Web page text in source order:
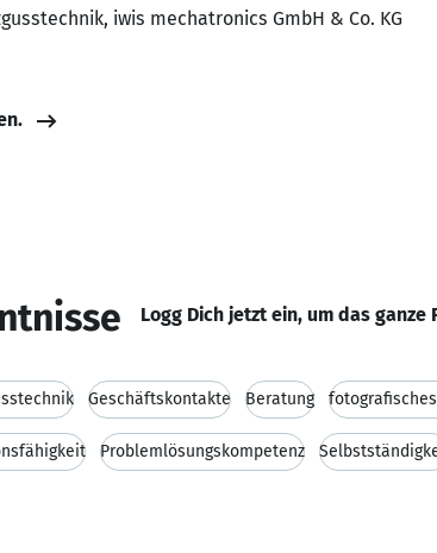
iwis mechatronics GmbH & Co. KG
Logg Dich jetzt ein, um das ganze
Geschäftskontakte Beratung
Problemlösungskompetenz